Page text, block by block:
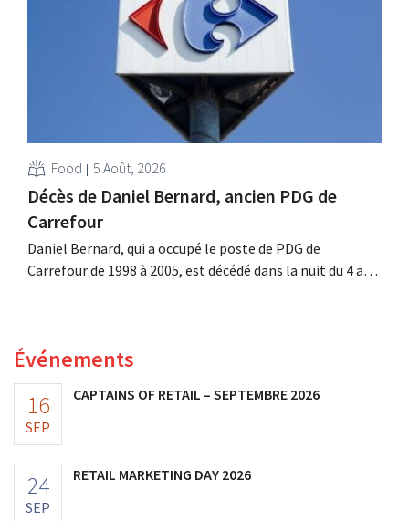
investissements et revoit ses prévisions à la hausse.
Food 5 Août, 2026
Décès de Daniel Bernard, ancien PDG de
Carrefour
Daniel Bernard, qui a occupé le poste de PDG de
Carrefour de 1998 à 2005, est décédé dans la nuit du 4 au 5
Événements
16
SEP
CAPTAINS OF RETAIL – SEPTEMBRE 2026
24
SEP
RETAIL MARKETING DAY 2026